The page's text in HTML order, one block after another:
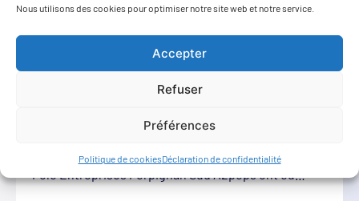
Nous utilisons des cookies pour optimiser notre site web et notre service.
Accepter
Refuser
Préférences
Politique de cookiesDéclaration de confidentialité
𝐑𝐄𝐓𝐎𝐔𝐑 𝐒𝐔𝐑 𝐋𝐀…
Mercredi 9 avril, les adhérents de l'association du
Pôle Entreprises Perpignan Sud A2peps ont eu…